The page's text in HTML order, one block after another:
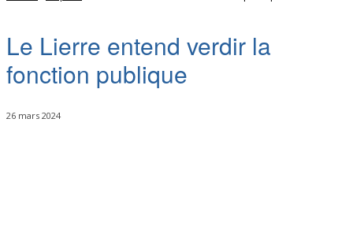
Le Lierre entend verdir la
fonction publique
26 mars 2024